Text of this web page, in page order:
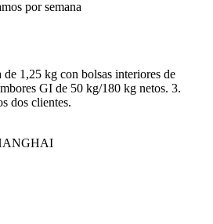
por semana
de 1,25 kg con bolsas interiores de
GI de 50 kg/180 kg netos. 3.
dos clientes.